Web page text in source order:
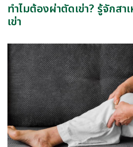
ทำไมต้องผ่าตัดเข่า? รู้จักส
เข่า